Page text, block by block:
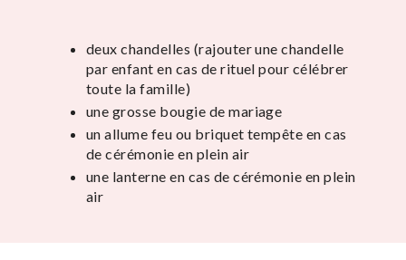
deux chandelles (rajouter une chandelle
par enfant en cas de rituel pour célébrer
toute la famille)
une grosse bougie de mariage
un allume feu ou briquet tempête en cas
de cérémonie en plein air
une lanterne en cas de cérémonie en plein
air